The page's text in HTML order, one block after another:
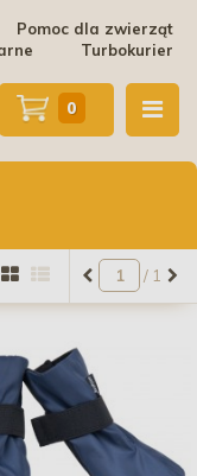
Pomoc dla zwierząt
Turbokurier
0
/ 1